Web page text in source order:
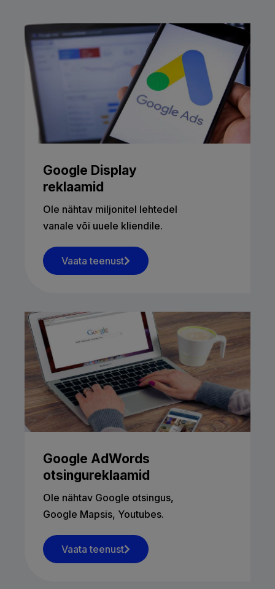
Google Display
reklaamid
Ole nähtav miljonitel lehtedel
vanale või uuele kliendile.
Vaata teenust
Google AdWords
otsingureklaamid
Ole nähtav Google otsingus,
Google Mapsis, Youtubes.
Vaata teenust